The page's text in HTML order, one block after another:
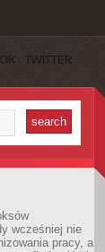
TWITTER
wcześniej nie
pracy, a